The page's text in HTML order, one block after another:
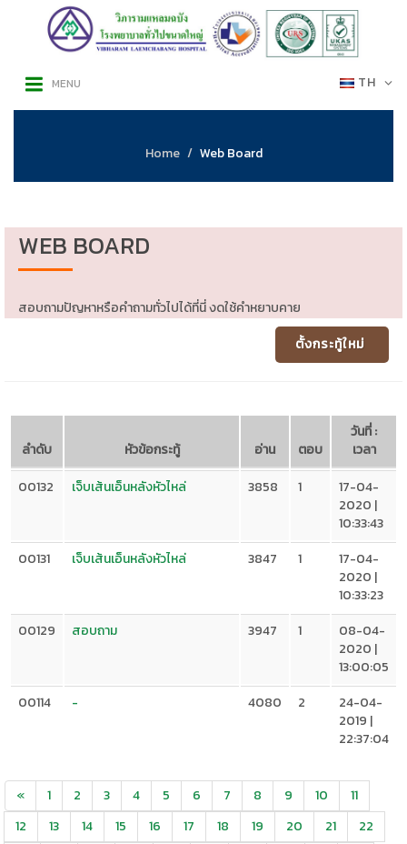
TH
MENU
Home Web Board
WEB BOARD
สอบถามปัญหาหรือคำถามทั่วไปได้ที่นี่ งดใช้คำหยาบคาย
ตั้งกระทู้ใหม่
ลำดับ หัวข้อกระทู้ อ่าน ตอบ
วันที่ :
เวลา
00132
เจ็บเส้นเอ็นหลังหัวไหล่ 3858 1
17-04-
2020 |
10:33:43
00131
เจ็บเส้นเอ็นหลังหัวไหล่ 3847 1
17-04-
2020 |
10:33:23
00129
สอบถาม 3947 1
08-04-
2020 |
13:00:05
00114
- 4080 2
24-04-
2019 |
22:37:04
« 1 2 3 4 5 6 7 8 9 10
11
12
13 14 15 16 17 18 19 20 21
22